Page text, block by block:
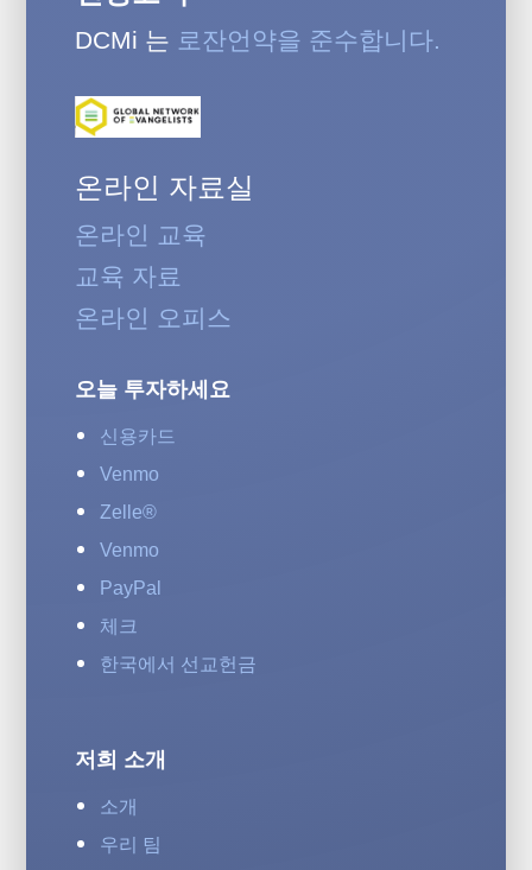
DCMi 는 로잔언약을 준수합니다.
온라인 자료실
온라인 교육
교육 자료
온라인 오피스
오늘 투자하세요
신용카드
Venmo
Zelle®
Venmo
PayPal
체크
한국에서 선교헌금
저희 소개
소개
우리 팀